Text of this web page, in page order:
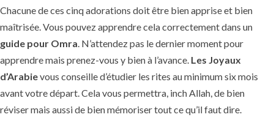
Chacune de ces cinq adorations doit être bien apprise et bien
maîtrisée. Vous pouvez apprendre cela correctement dans un
guide pour Omra . N’attendez pas le dernier moment pour
apprendre mais prenez-vous y bien à l’avance. Les Joyaux
d’Arabievous conseille d’étudier les rites au minimum six mois
avant votre départ. Cela vous permettra, inch Allah, de bien
réviser mais aussi de bien mémoriser tout ce qu’il faut dire.